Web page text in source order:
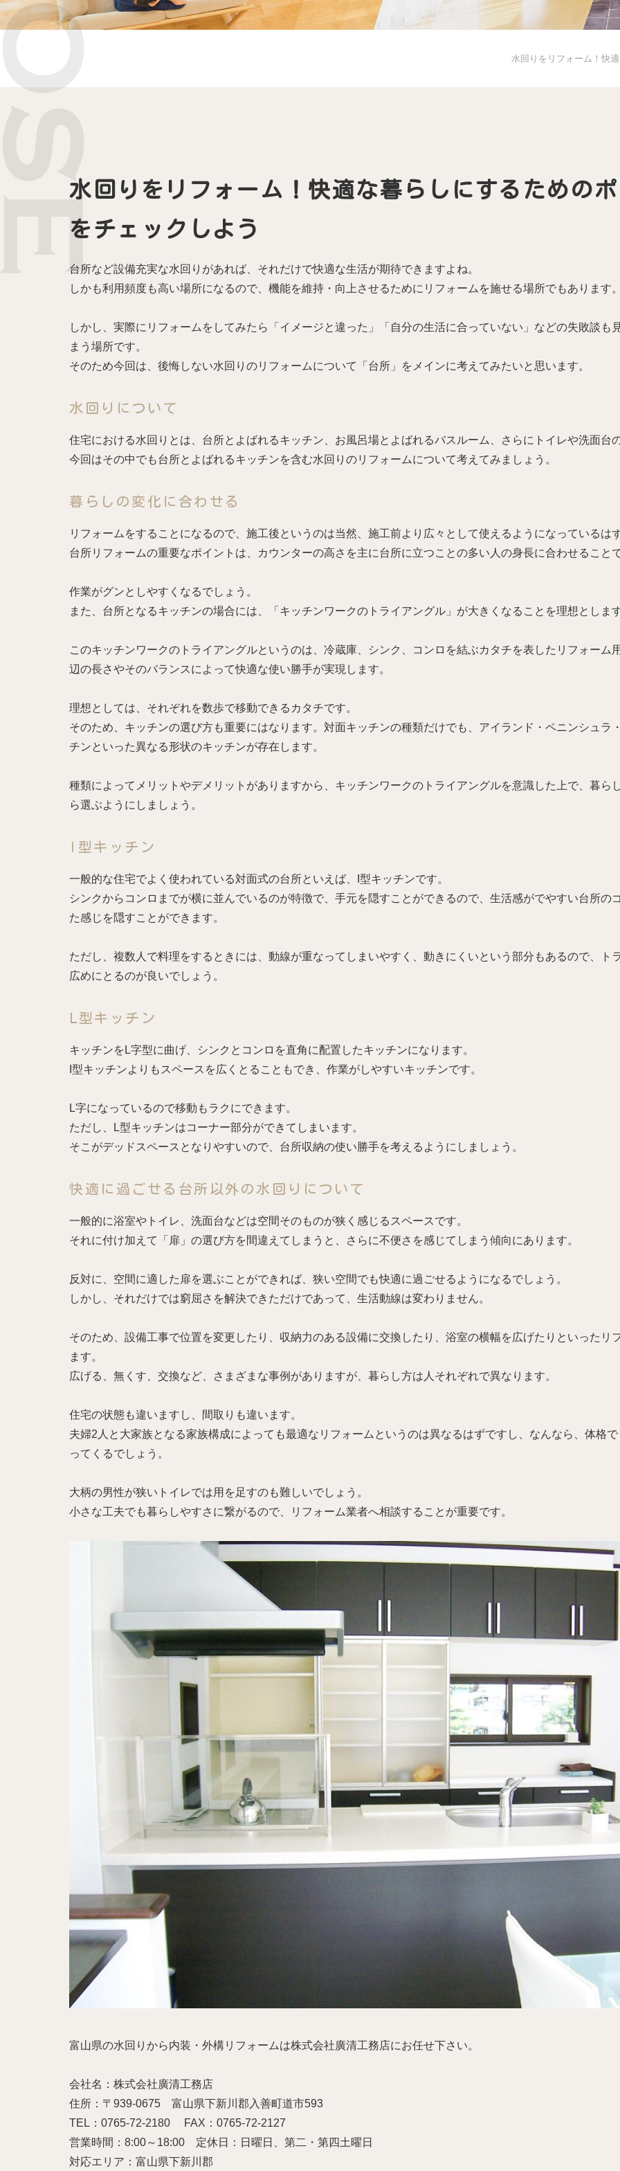
水回りをリフォーム！快
水回りをリフォーム！快適な暮らしにするための
をチェックしよう
台所など設備充実な水回りがあれば、それだけで快適な生活が期待できますよね。
しかも利用頻度も高い場所になるので、機能を維持・向上させるためにリフォームを施せる場所でもあります。
しかし、実際にリフォームをしてみたら「イメージと違った」「自分の生活に合っていない」などの失敗談も
まう場所です。
そのため今回は、後悔しない水回りのリフォームについて「台所」をメインに考えてみたいと思います。
水回りについて
住宅における水回りとは、台所とよばれるキッチン、お風呂場とよばれるバスルーム、さらにトイレや洗面台
今回はその中でも台所とよばれるキッチンを含む水回りのリフォームについて考えてみましょう。
暮らしの変化に合わせる
リフォームをすることになるので、施工後というのは当然、施工前より広々として使えるようになっているはず
台所リフォームの重要なポイントは、カウンターの高さを主に台所に立つことの多い人の身長に合わせることで
作業がグンとしやすくなるでしょう。
また、台所となるキッチンの場合には、「キッチンワークのトライアングル」が大きくなることを理想とします
このキッチンワークのトライアングルというのは、冷蔵庫、シンク、コンロを結ぶカタチを表したリフォーム
辺の長さやそのバランスによって快適な使い勝手が実現します。
理想としては、それぞれを数歩で移動できるカタチです。
そのため、キッチンの選び方も重要にはなります。対面キッチンの種類だけでも、アイランド・ペニンシュラ
チンといった異なる形状のキッチンが存在します。
種類によってメリットやデメリットがありますから、キッチンワークのトライアングルを意識した上で、暮ら
ら選ぶようにしましょう。
I型キッチン
一般的な住宅でよく使われている対面式の台所といえば、I型キッチンです。
シンクからコンロまでが横に並んでいるのが特徴で、手元を隠すことができるので、生活感がでやすい台所の
た感じを隠すことができます。
ただし、複数人で料理をするときには、動線が重なってしまいやすく、動きにくいという部分もあるので、ト
広めにとるのが良いでしょう。
Ⅼ型キッチン
キッチンをL字型に曲げ、シンクとコンロを直角に配置したキッチンになります。
I型キッチンよりもスペースを広くとることもでき、作業がしやすいキッチンです。
L字になっているので移動もラクにできます。
ただし、L型キッチンはコーナー部分ができてしまいます。
そこがデッドスペースとなりやすいので、台所収納の使い勝手を考えるようにしましょう。
快適に過ごせる台所以外の水回りについて
一般的に浴室やトイレ、洗面台などは空間そのものが狭く感じるスペースです。
それに付け加えて「扉」の選び方を間違えてしまうと、さらに不便さを感じてしまう傾向にあります。
反対に、空間に適した扉を選ぶことができれば、狭い空間でも快適に過ごせるようになるでしょう。
しかし、それだけでは窮屈さを解決できただけであって、生活動線は変わりません。
そのため、設備工事で位置を変更したり、収納力のある設備に交換したり、浴室の横幅を広げたりといったリ
ます。
広げる、無くす、交換など、さまざまな事例がありますが、暮らし方は人それぞれで異なります。
住宅の状態も違いますし、間取りも違います。
夫婦2人と大家族となる家族構成によっても最適なリフォームというのは異なるはずですし、なんなら、体格
ってくるでしょう。
大柄の男性が狭いトイレでは用を足すのも難しいでしょう。
小さな工夫でも暮らしやすさに繋がるので、リフォーム業者へ相談することが重要です。
富山県の水回りから内装・外構リフォームは株式会社廣清工務店にお任せ下さい。
会社名：株式会社廣清工務店
住所：〒939-0675 富山県下新川郡入善町道市593
TEL：0765-72-2180
FAX：0765-72-2127
営業時間：8:00～18:00 定休日：日曜日、第二・第四土曜日
対応エリア：富山県下新川郡